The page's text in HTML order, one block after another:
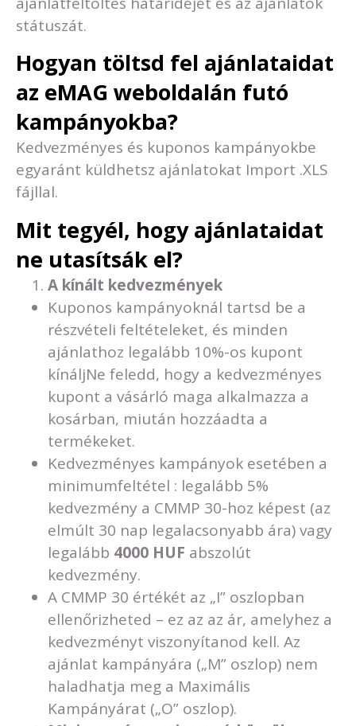
státuszát.
Hogyan töltsd fel ajánlataidat
az eMAG weboldalán futó
kampányokba?
Kedvezményes és kuponos kampányokbe
egyaránt küldhetsz ajánlatokat Import .XLS
fájllal.
Mit tegyél, hogy ajánlataidat
ne utasítsák el?
A kínált kedvezmények
Kuponos kampányoknál tartsd be a
részvételi feltételeket, és minden
ajánlathoz legalább 10%-os kupont
kínáljNe feledd, hogy a kedvezményes
kupont a vásárló maga alkalmazza a
kosárban, miután hozzáadta a
termékeket.
Kedvezményes kampányok esetében a
minimumfeltétel : legalább 5%
kedvezmény a CMMP 30-hoz képest (az
elmúlt 30 nap legalacsonyabb ára) vagy
legalább 4000 HUF abszolút
kedvezmény.
A CMMP 30 értékét az „I” oszlopban
ellenőrizheted – ez az az ár, amelyhez a
kedvezményt viszonyítanod kell. Az
ajánlat kampányára („M” oszlop) nem
haladhatja meg a Maximális
Kampányárat („O” oszlop).